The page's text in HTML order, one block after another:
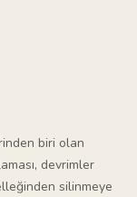
biri olan
devrimler
silinmeye